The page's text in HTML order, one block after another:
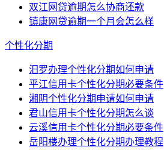
双江网贷逾期怎么协商还款
镇康网贷逾期一个月会怎么样
个性化分期
汨罗办理个性化分期如何申请
平江信用卡个性化分期必要条件
湘阴个性化分期申请如何申请
君山信用卡个性化分期怎么谈
云溪信用卡个性化分期必要条件
岳阳楼办理个性化分期办理教程